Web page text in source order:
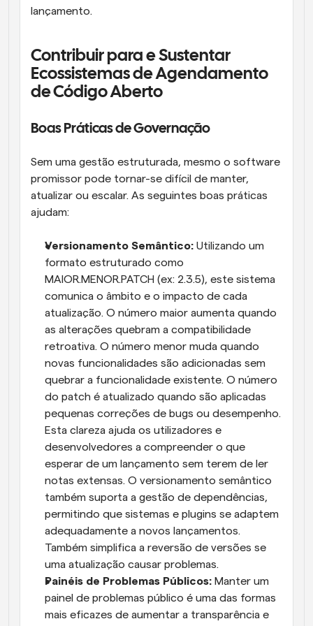
lançamento.
Contribuir para e Sustentar
Ecossistemas de Agendamento
de Código Aberto
Boas Práticas de Governação
Sem uma gestão estruturada, mesmo o software
promissor pode tornar-se difícil de manter,
atualizar ou escalar. As seguintes boas práticas
ajudam:
Versionamento Semântico: Utilizando um
formato estruturado como
MAIOR.MENOR.PATCH (ex: 2.3.5), este sistema
comunica o âmbito e o impacto de cada
atualização. O número maior aumenta quando
as alterações quebram a compatibilidade
retroativa. O número menor muda quando
novas funcionalidades são adicionadas sem
quebrar a funcionalidade existente. O número
do patch é atualizado quando são aplicadas
pequenas correções de bugs ou desempenho.
Esta clareza ajuda os utilizadores e
desenvolvedores a compreender o que
esperar de um lançamento sem terem de ler
notas extensas. O versionamento semântico
também suporta a gestão de dependências,
permitindo que sistemas e plugins se adaptem
adequadamente a novos lançamentos.
Também simplifica a reversão de versões se
uma atualização causar problemas.
Painéis de Problemas Públicos: Manter um
painel de problemas público é uma das formas
mais eficazes de aumentar a transparência e